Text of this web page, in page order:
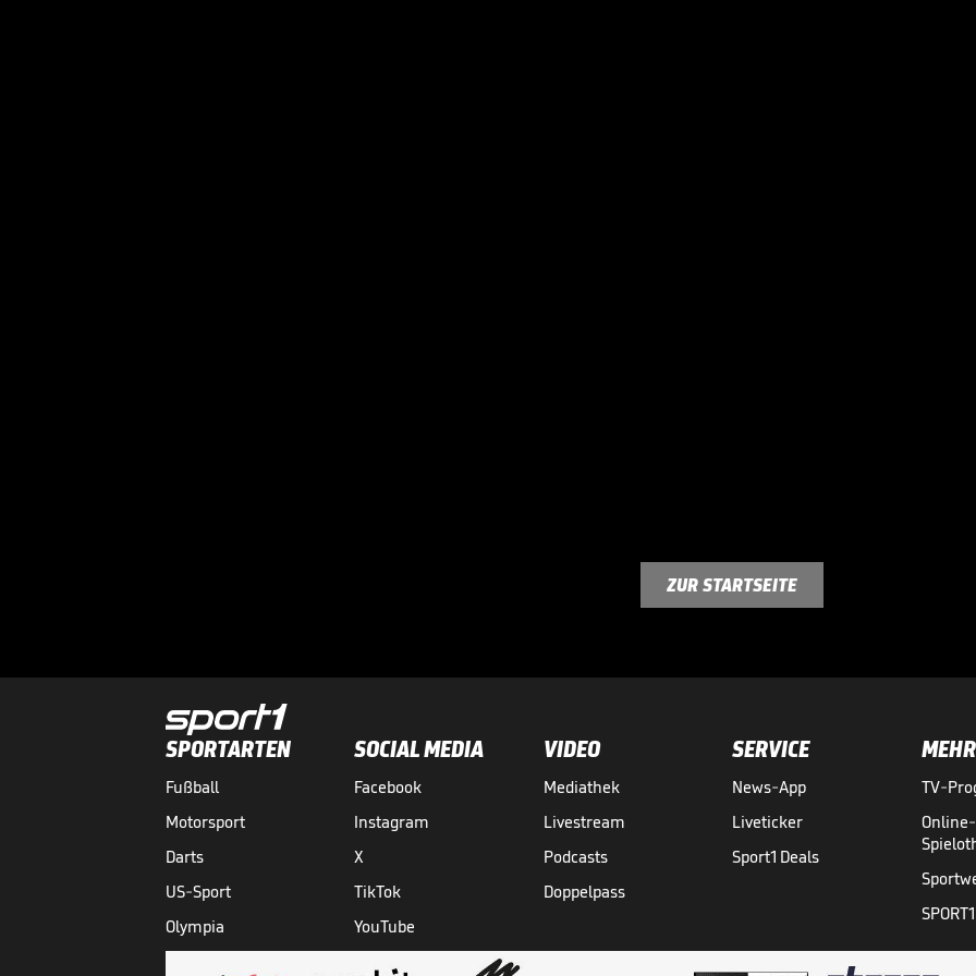
ZUR STARTSEITE
SPORTARTEN
Fußball
Motorsport
Darts
US-Sport
Olympia
SOCIAL MEDIA
Facebook
Instagram
X
TikTok
YouTube
VIDEO
Mediathek
Livestream
Podcasts
Doppelpass
SERVICE
News-App
Liveticker
Sport1 Deals
MEHR
TV-